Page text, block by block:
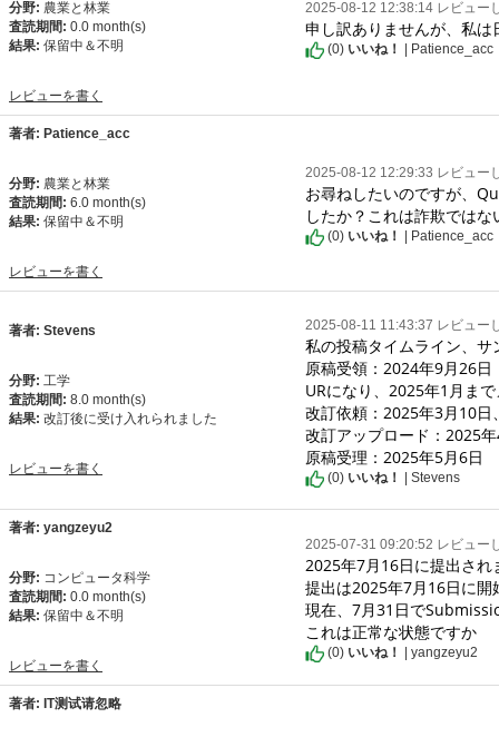
分野: 農業と林業
査読期間: 0.0 month(s)
結果: 保留中＆不明
レビューを書く
2025-08-12 12:38:14 レビュー
申し訳ありませんが、私
(0) いいね！ | Patience_acc
著者: Patience_acc
分野: 農業と林業
査読期間: 6.0 month(s)
結果: 保留中＆不明
レビューを書く
2025-08-12 12:29:33 レビュー
お尋ねしたいのですが、
したか？これは詐欺では
(0) いいね！ | Patience_acc
著者: Stevens
分野: 工学
査読期間: 8.0 month(s)
結果: 改訂後に受け入れられました
レビューを書く
2025-08-11 11:43:37 レビュー
私の投稿タイムライン、
原稿受領：2024年9月26日
URになり、2025年1月ま
改訂依頼：2025年3月10
改訂アップロード：2025
原稿受理：2025年5月6日
(0) いいね！ | Stevens
著者: yangzeyu2
分野: コンピュータ科学
査読期間: 0.0 month(s)
結果: 保留中＆不明
レビューを書く
2025-07-31 09:20:52 レビュー
2025年7月16日に提出され
提出は2025年7月16日に開
現在、7月31日で
これは正常な状態ですか
(0) いいね！ | yangzeyu2
著者: IT测试请忽略